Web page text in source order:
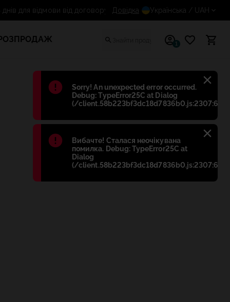
Błąd:
Sorry! An unexpected error occurred.
Debug: TypeError25C at Dialog
(/client.58b223bf3dc18d7836b0.js:2307:698)
Błąd:
Вибачте! Сталася неочікувана
помилка. Debug: TypeError25C at
Dialog
(/client.58b223bf3dc18d7836b0.js:2307:698)
14 днів для відмови від договору
Довідка Українська / UAH
1